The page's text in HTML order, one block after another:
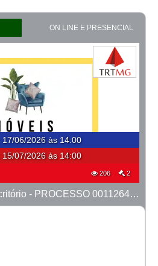
ON LINE E PRESENCIAL
17/06/2026 às 14:00
15/07/2026 às 14:00
206 2
LOTE 02 - Móveis Escritório - PROCESSO 0011264-95.2023-6ª CONTAGEM